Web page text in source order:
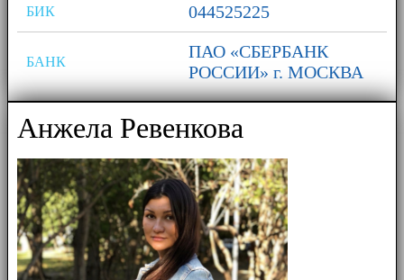
БИК 044525225
БАНК
ПАО «СБЕРБАНК
РОССИИ» г. МОСКВА
Анжела Ревенкова